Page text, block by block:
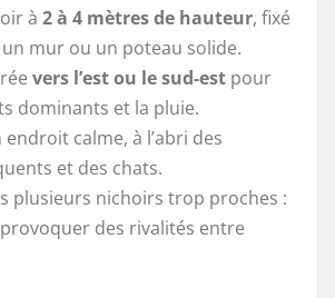
à 2 à 4 mètres de hauteur, fixé
mur ou un poteau solide.
vers l’est ou le sud-est pour
dominants et la pluie.
endroit calme, à l’abri des
et des chats.
plusieurs nichoirs trop proches :
des rivalités entre